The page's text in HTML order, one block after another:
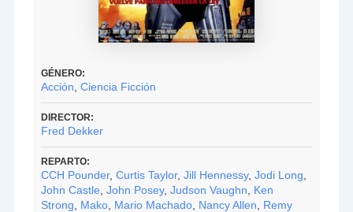
GÉNERO:
Acción ,Ciencia Ficción
DIRECTOR:
Fred Dekker
REPARTO:
CCH Pounder,Curtis Taylor,Jill Hennessy,Jodi Long
John Castle ,John Posey,Judson Vaughn
Ken
Strong
Mako Mario Machado Nancy Allen
Remy